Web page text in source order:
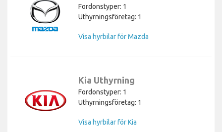
Fordonstyper: 1
Uthyrningsföretag: 1
Visa hyrbilar för Mazda
Kia Uthyrning
Fordonstyper: 1
Uthyrningsföretag: 1
Visa hyrbilar för Kia